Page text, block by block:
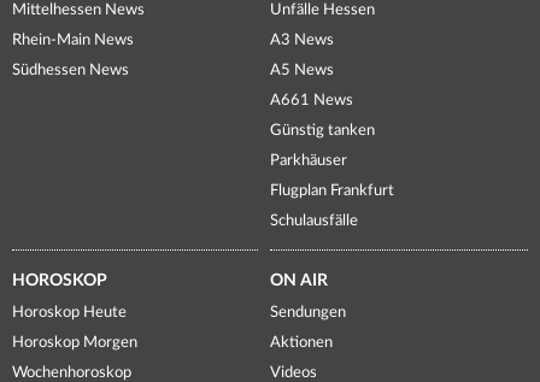
Mittelhessen News
Rhein-Main News
Südhessen News
Unfälle Hessen
A3 News
A5 News
A661 News
Günstig tanken
Parkhäuser
Flugplan Frankfurt
Schulausfälle
HOROSKOP
Horoskop Heute
Horoskop Morgen
Wochenhoroskop
ON AIR
Sendungen
Aktionen
Videos